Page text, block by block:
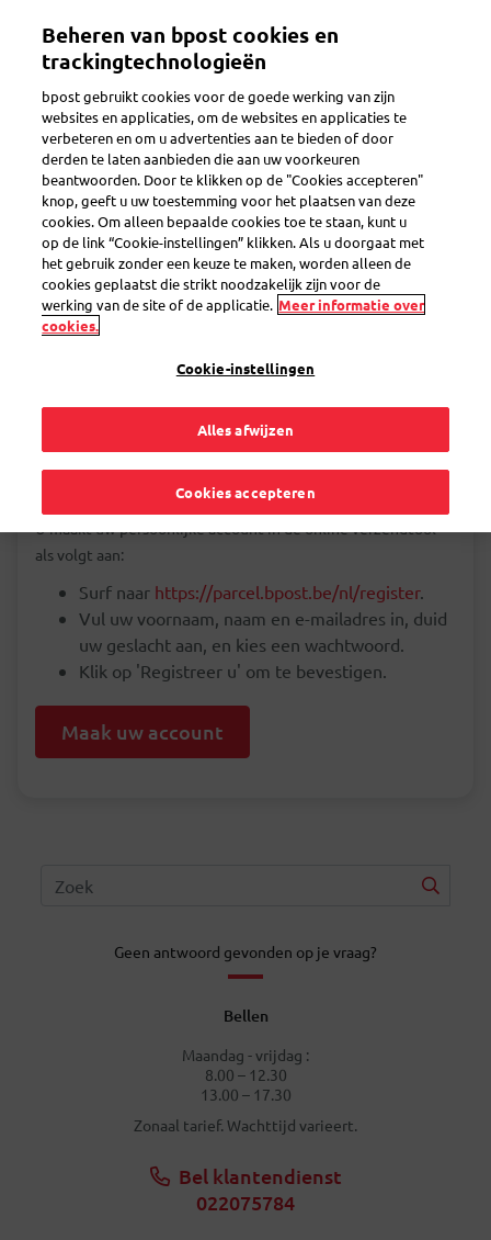
inhoud
Toggle navigation
Verzendetiket maken
Hoe maak ik een
persoonlijke account
voor de online
verzendtool?
U maakt uw persoonlijke account in de online verzendtool
als volgt aan:
Surf naar https://parcel.bpost.be/nl/register.
Vul uw voornaam, naam en e-mailadres in, duid
uw geslacht aan, en kies een wachtwoord.
Klik op 'Registreer u' om te bevestigen.
Maak uw account
Geen antwoord gevonden op je vraag?
Bellen
Maandag - vrijdag :
8.00 – 12.30
13.00 – 17.30
Zonaal tarief. Wachttijd varieert.
Bel klantendienst
022075784
Beheren van bpost cookies en
trackingtechnologieën
bpost gebruikt cookies voor de goede werking van zijn
websites en applicaties, om de websites en applicaties te
verbeteren en om u advertenties aan te bieden of door
derden te laten aanbieden die aan uw voorkeuren
beantwoorden. Door te klikken op de "Cookies accepteren"
knop, geeft u uw toestemming voor het plaatsen van deze
cookies. Om alleen bepaalde cookies toe te staan, kunt u
op de link “Cookie-instellingen” klikken. Als u doorgaat met
het gebruik zonder een keuze te maken, worden alleen de
cookies geplaatst die strikt noodzakelijk zijn voor de
werking van de site of de applicatie. Meer informatie over
cookies.
Cookie-instellingen
Alles afwijzen
Cookies accepteren